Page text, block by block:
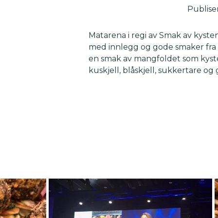
Matarena i regi av Smak av
med innlegg og gode smaker
en smak av mangfoldet som
kuskjell, blåskjell, sukkertare og